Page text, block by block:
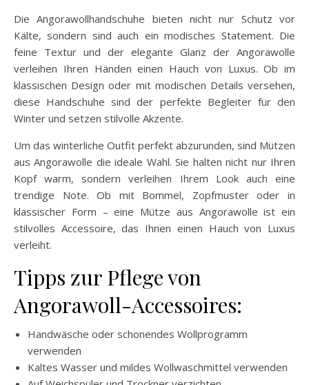
Die Angorawollhandschuhe bieten nicht nur Schutz vor
Kälte, sondern sind auch ein modisches Statement. Die
feine Textur und der elegante Glanz der Angorawolle
verleihen Ihren Händen einen Hauch von Luxus. Ob im
klassischen Design oder mit modischen Details versehen,
diese Handschuhe sind der perfekte Begleiter für den
Winter und setzen stilvolle Akzente.
Um das winterliche Outfit perfekt abzurunden, sind Mützen
aus Angorawolle die ideale Wahl. Sie halten nicht nur Ihren
Kopf warm, sondern verleihen Ihrem Look auch eine
trendige Note. Ob mit Bommel, Zopfmuster oder in
klassischer Form – eine Mütze aus Angorawolle ist ein
stilvolles Accessoire, das Ihnen einen Hauch von Luxus
verleiht.
Tipps zur Pflege von
Angorawoll-Accessoires:
Handwäsche oder schonendes Wollprogramm
verwenden
Kaltes Wasser und mildes Wollwaschmittel verwenden